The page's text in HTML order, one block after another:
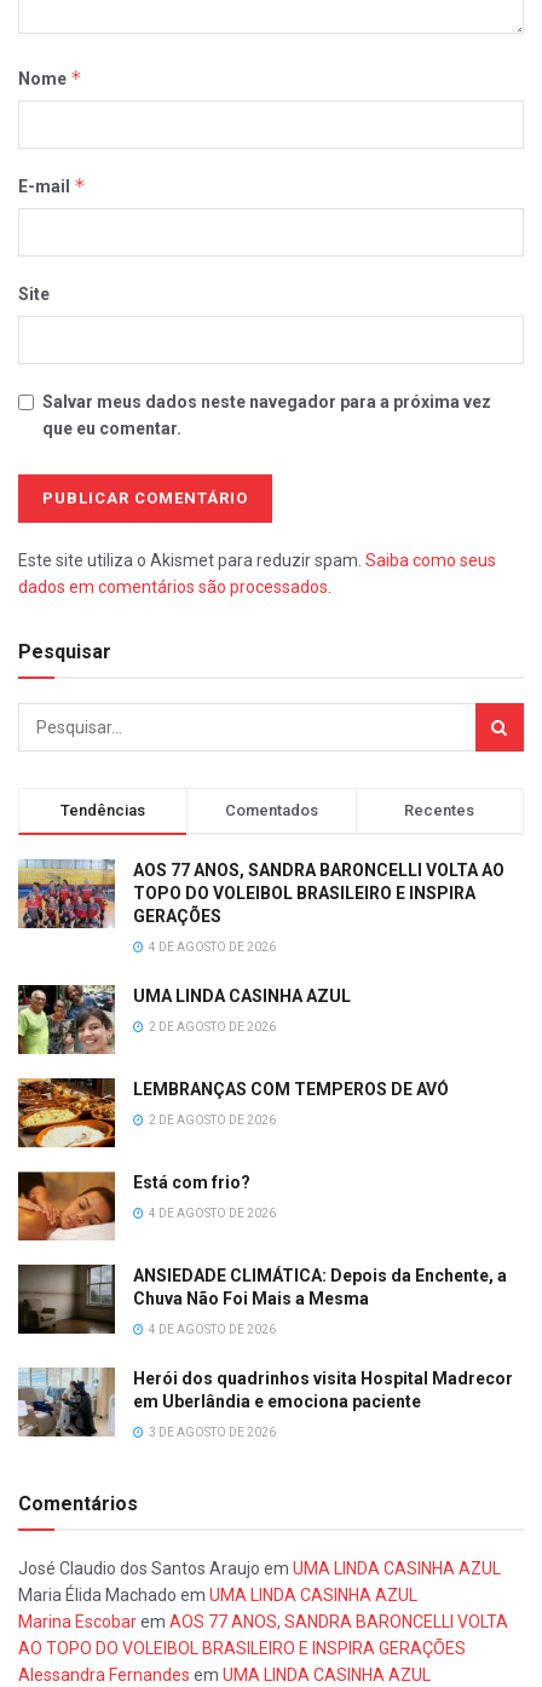
Nome *
E-mail *
Site
Salvar meus dados neste navegador para a próxima vez
que eu comentar.
Este site utiliza o Akismet para reduzir spam. Saiba como seus
dados em comentários são processados
Pesquisar
Tendências Comentados Recentes
AOS 77 ANOS, SANDRA BARONCELLI VOLTA AO
TOPO DO VOLEIBOL BRASILEIRO E INSPIRA
GERAÇÕES
4 DE AGOSTO DE 2026
UMA LINDA CASINHA AZUL
2 DE AGOSTO DE 2026
LEMBRANÇAS COM TEMPEROS DE AVÓ
2 DE AGOSTO DE 2026
Está com frio?
4 DE AGOSTO DE 2026
ANSIEDADE CLIMÁTICA: Depois da Enchente, a
Chuva Não Foi Mais a Mesma
4 DE AGOSTO DE 2026
Herói dos quadrinhos visita Hospital Madrecor
em Uberlândia e emociona paciente
3 DE AGOSTO DE 2026
Comentários
José Claudio dos Santos Araujo em UMA LINDA CASINHA AZUL
Maria Élida Machado em UMA LINDA CASINHA AZUL
Marina Escobarem AOS 77 ANOS, SANDRA BARONCELLI VOLTA
AO TOPO DO VOLEIBOL BRASILEIRO E INSPIRA GERAÇÕES
Alessandra Fernandes em UMA LINDA CASINHA AZUL